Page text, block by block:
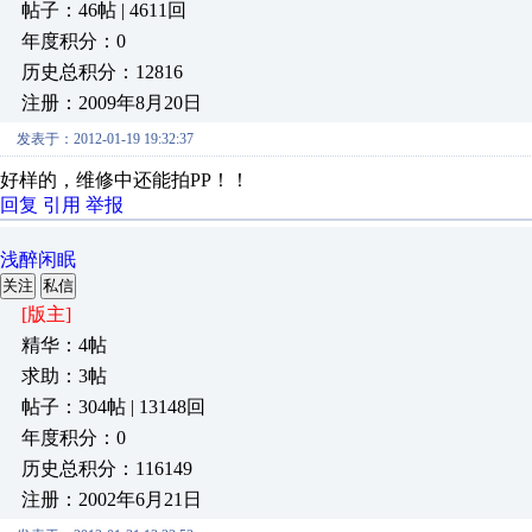
帖子：46帖 | 4611回
年度积分：0
历史总积分：12816
注册：2009年8月20日
发表于：2012-01-19 19:32:37
好样的，维修中还能拍PP！！
回复 引用 举报
浅醉闲眠
关注 私信
[版主]
精华：4帖
求助：3帖
帖子：304帖 | 13148回
年度积分：0
历史总积分：116149
注册：2002年6月21日